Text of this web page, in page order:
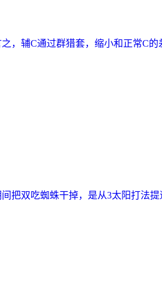
，辅C通过群猎套，缩小和正常C
把双吃蜘蛛干掉，是从3太阳打法